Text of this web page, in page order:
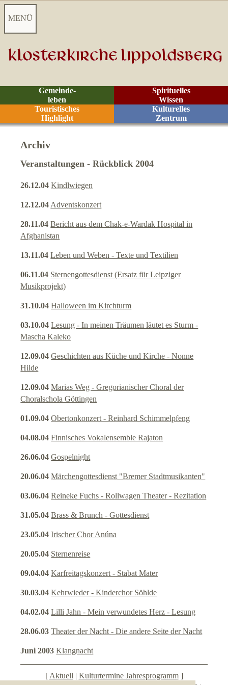
MENÜ
Startseite
Videoarchiv
Kontakt
Jahresprogramm
Veranstaltungsarchiv
Information für Musiker
Datenschutz
Links
Spirituelles
Wissen
Gemeinde-
leben
Kulturelles
Zentrum
Touristisches
Highlight
Archiv
Veranstaltungen - Rückblick 2004
26.12.04 Kindlwiegen
12.12.04Adventskonzert
28.11.04 Bericht aus dem Chak-e-Wardak Hospital in
Afghanistan
13.11.04 Leben und Weben - Texte und Textilien
06.11.04 Sternengottesdienst (Ersatz für Leipziger
Musikprojekt)
31.10.04 Halloween im Kirchturm
03.10.04 Lesung - In meinen Träumen läutet es Sturm -
Mascha Kaleko
12.09.04 Geschichten aus Küche und Kirche - Nonne
Hilde
12.09.04 Marias Weg - Gregorianischer Choral der
Choralschola Göttingen
01.09.04 Obertonkonzert - Reinhard Schimmelpfeng
04.08.04 Finnisches Vokalensemble Rajaton
26.06.04 Gospelnight
20.06.04 Märchengottesdienst "Bremer Stadtmusikanten"
03.06.04 Reineke Fuchs - Rollwagen Theater - Rezitation
31.05.04 Brass & Brunch - Gottesdienst
23.05.04 Irischer Chor Anúna
20.05.04 Sternenreise
09.04.04 Karfreitagskonzert - Stabat Mater
30.03.04 Kehrwieder - Kinderchor Söhlde
04.02.04 Lilli Jahn - Mein verwundetes Herz - Lesung
28.06.03 Theater der Nacht - Die andere Seite der Nacht
Juni 2003 Klangnacht
[Aktuell| Kulturtermine Jahresprogramm]